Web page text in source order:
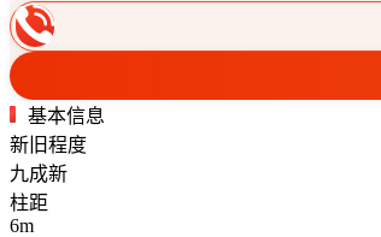
基本信息
新旧程度
九成新
柱距
6m